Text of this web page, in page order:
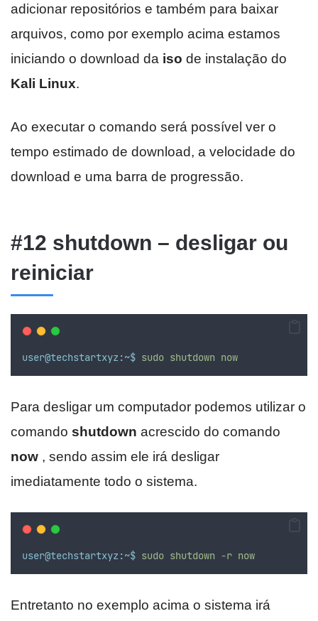
adicionar repositórios e também para baixar
arquivos, como por exemplo acima estamos
iniciando o download da iso de instalação do
Kali Linux.
Ao executar o comando será possível ver o
tempo estimado de download, a velocidade do
download e uma barra de progressão.
#12 shutdown – desligar ou
reiniciar
user@techstartxyz:~$ sudo shutdown now
Para desligar um computador podemos utilizar o
comando shutdown acrescido do comando
now , sendo assim ele irá desligar
imediatamente todo o sistema.
user@techstartxyz:~$ sudo shutdown -r now
Entretanto no exemplo acima o sistema irá